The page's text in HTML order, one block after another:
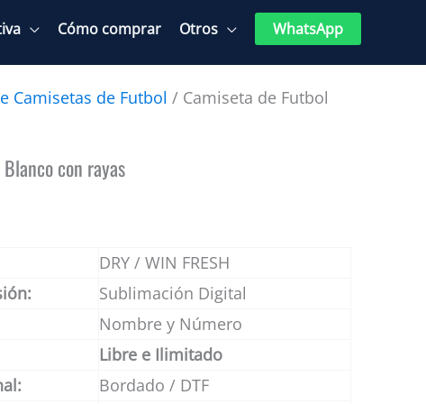
Cómo comprar Otros WhatsApp
Camisetas de Futbol / Camiseta de Futbol
con rayas
DRY / WIN FRESH
Sublimación Digital
Nombre y Número
Libre e Ilimitado
Bordado / DTF